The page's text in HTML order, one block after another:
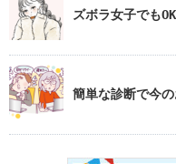
ズボラ女子でも
簡単な診断で今